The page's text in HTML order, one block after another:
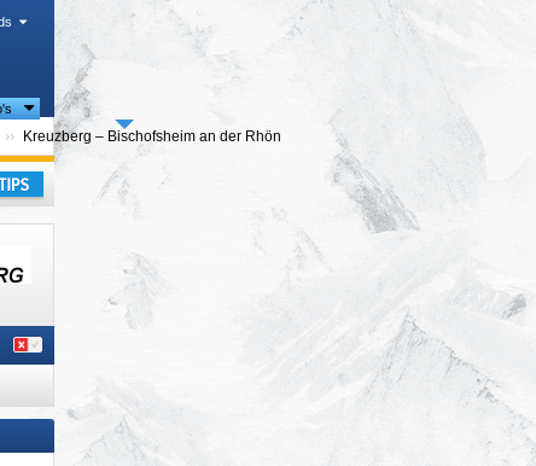
Bestuursdistricten
Kreuzberg – Bischofsheim an der Rhön
,